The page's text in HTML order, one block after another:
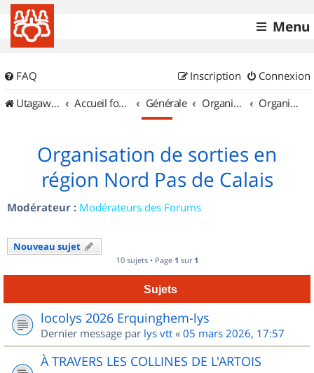
Menu
FAQ Connexion
Inscription
UtagawaVTT (Randos VTT et VTTAE avec traces GPS)
Accueil forum Générale Organisation de sorties & Recherche de partenaires Organisation de sorties en région Nord Pas de Calais
Organisation de sorties en
région Nord Pas de Calais
Modérateur : Modérateurs des Forums
Nouveau sujet
10 sujets • Page 1 sur 1
Sujets
locolys 2026 Erquinghem-lys
Dernier message par lys vtt « 05 mars 2026, 17:57
À TRAVERS LES COLLINES DE L'ARTOIS